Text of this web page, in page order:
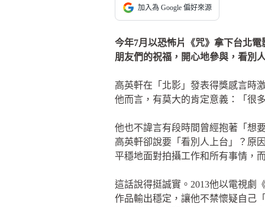
加入為 Google 偏好來源
今年7月以恐怖片《咒》拿下台北
朋友們的祝福，開心地參與，看別
高英軒在「北影」發表得獎感言時
他而言，有莫大的肯定意義：「很
他也不諱言有段時間曾經抱著「想
高英軒卻說要「看別人上台」？原
平穩地面對拍攝工作和所有事情，
這話說得挺誠實。2013他以電視劇
作品輸出穩定，讓他不禁懷疑自己